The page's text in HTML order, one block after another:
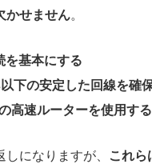
かせません。
を基本にする
下の安定した回線を確
高速ルーターを使用する
になりますが、
これら